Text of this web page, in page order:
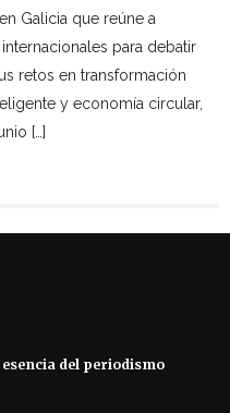
Galicia que reúne a
para debatir
retos en transformación
y economía circular,
[…]
del periodismo